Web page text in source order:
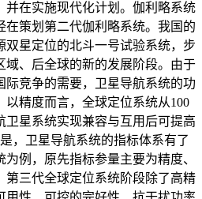
并在实施现代化计划。伽利略系统
在策划第二代伽利略系统。我国的
双星定位的北斗一号试验系统，步
域、后全球的新的发展阶段。由于
际竞争的需要，卫星导航系统的功
以精度而言，全球定位系统从100
卫星系统实现兼容与互用后可提高
，卫星导航系统的指标体系有了
例，原先指标参量主要为精度、
第三代全球定位系统阶段除了高精